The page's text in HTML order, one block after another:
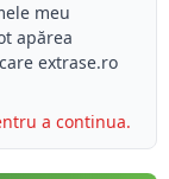
meu
apărea
extrase.ro
a continua.